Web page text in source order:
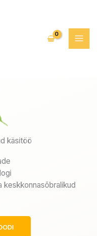
käsitöö
keskkonnasõbralikud